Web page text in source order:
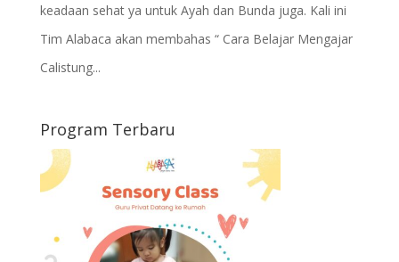
keadaan sehat ya untuk Ayah dan Bunda juga. Kali ini
Tim Alabaca akan membahas “ Cara Belajar Mengajar
Calistung...
Program Terbaru